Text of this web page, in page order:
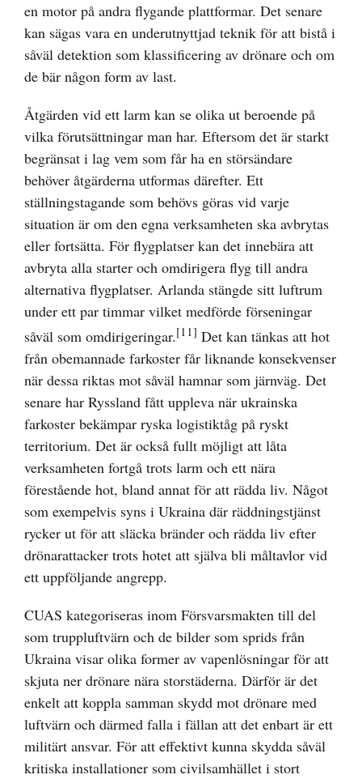
en motor på andra flygande plattformar. Det senare
kan sägas vara en underutnyttjad teknik för att bistå i
såväl detektion som klassificering av drönare och om
de bär någon form av last.
Åtgärden vid ett larm kan se olika ut beroende på
vilka förutsättningar man har. Eftersom det är starkt
begränsat i lag vem som får ha en störsändare
behöver åtgärderna utformas därefter. Ett
ställningstagande som behövs göras vid varje
situation är om den egna verksamheten ska avbrytas
eller fortsätta. För flygplatser kan det innebära att
avbryta alla starter och omdirigera flyg till andra
alternativa flygplatser. Arlanda stängde sitt luftrum
under ett par timmar vilket medförde förseningar
såväl som omdirigeringar.[11] Det kan tänkas att hot
från obemannade farkoster får liknande konsekvenser
när dessa riktas mot såväl hamnar som järnväg. Det
senare har Ryssland fått uppleva när ukrainska
farkoster bekämpar ryska logistiktåg på ryskt
territorium. Det är också fullt möjligt att låta
verksamheten fortgå trots larm och ett nära
förestående hot, bland annat för att rädda liv. Något
som exempelvis syns i Ukraina där räddningstjänst
rycker ut för att släcka bränder och rädda liv efter
drönarattacker trots hotet att själva bli måltavlor vid
ett uppföljande angrepp.
CUAS kategoriseras inom Försvarsmakten till del
som truppluftvärn och de bilder som sprids från
Ukraina visar olika former av vapenlösningar för att
skjuta ner drönare nära storstäderna. Därför är det
enkelt att koppla samman skydd mot drönare med
luftvärn och därmed falla i fällan att det enbart är ett
militärt ansvar. För att effektivt kunna skydda såväl
kritiska installationer som civilsamhället i stort